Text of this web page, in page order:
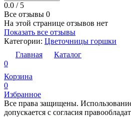
0.0 / 5
Все отзывы 0
На этой странице отзывов нет
Показать все отзывы
Категории: Цветочницы горшки
Главная
Каталог
0
Корзина
0
Избранное
Все права защищены.
допускается с согласия